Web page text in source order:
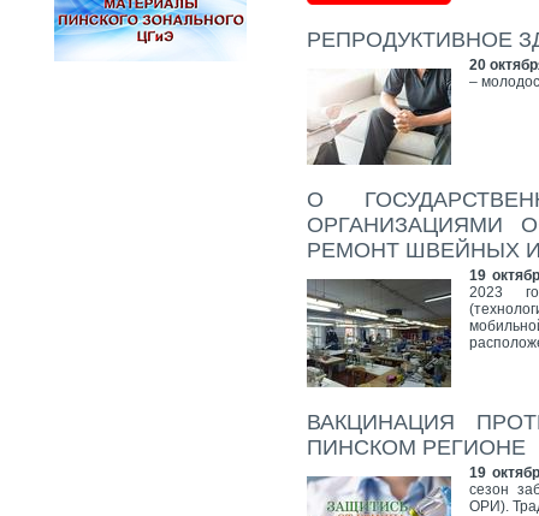
РЕПРОДУКТИВНОЕ
20
–
О
ОРГАНИЗАЦИЯМИ
РЕМОНТ ШВЕЙНЫХ
19
2023
ВАКЦИНАЦИЯ
ПИНСКОМ РЕГИОНЕ
19
сезон
ОРИ).